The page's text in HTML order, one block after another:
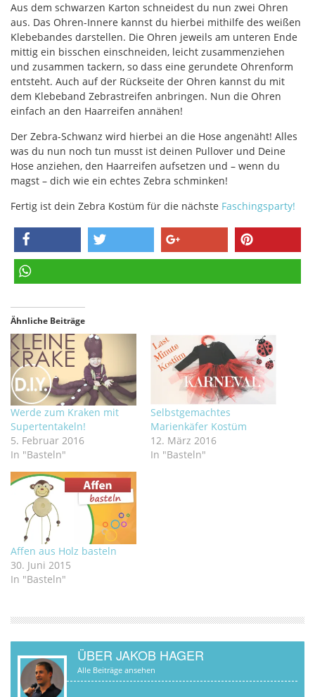
Aus dem schwarzen Karton schneidest du nun zwei Ohren
aus. Das Ohren-Innere kannst du hierbei mithilfe des weißen
Klebebandes darstellen. Die Ohren jeweils am unteren Ende
mittig ein bisschen einschneiden, leicht zusammenziehen
und zusammen tackern, so dass eine gerundete Ohrenform
entsteht. Auch auf der Rückseite der Ohren kannst du mit
dem Klebeband Zebrastreifen anbringen. Nun die Ohren
einfach an den Haarreifen annähen!
Der Zebra-Schwanz wird hierbei an die Hose angenäht! Alles
was du nun noch tun musst ist deinen Pullover und Deine
Hose anziehen, den Haarreifen aufsetzen und – wenn du
magst – dich wie ein echtes Zebra schminken!
Fertig ist dein Zebra Kostüm für die nächste Faschingsparty!
teilen
Ähnliche Beiträge
Werde zum Kraken mit
Supertentakeln!
5. Februar 2016
In "Basteln"
Selbstgemachtes
Marienkäfer Kostüm
12. März 2016
In "Basteln"
Affen aus Holz basteln
30. Juni 2015
In "Basteln"
ÜBER JAKOB HAGER
Alle Beiträge ansehen